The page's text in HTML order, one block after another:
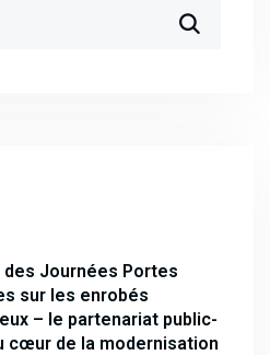
des Journées Portes
sur les enrobés
– le partenariat public-
cœur de la modernisation